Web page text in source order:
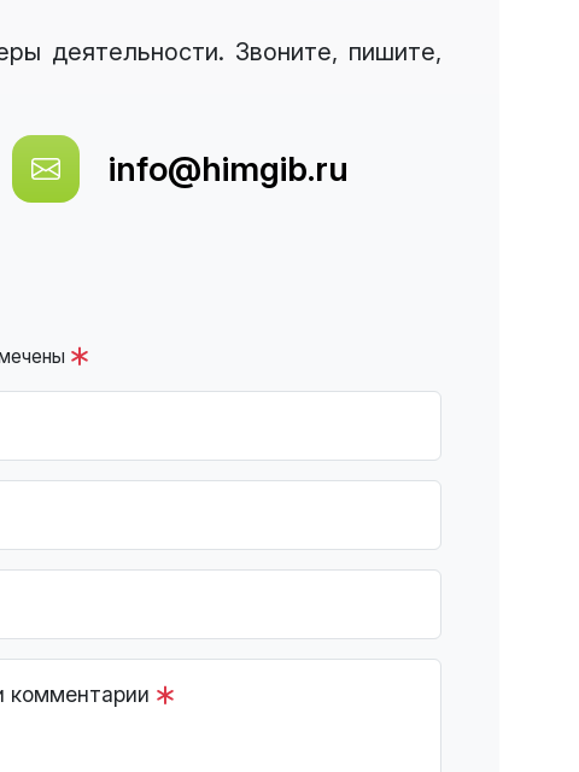
деятельности. Звоните, пишите,
info@himgib.ru
комментарии